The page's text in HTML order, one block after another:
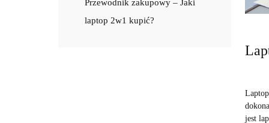
Przewodnik zakupowy – Jaki
laptop 2w1 kupić?
jest